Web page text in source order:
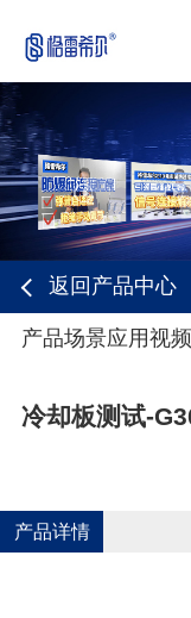
返回产品中心
产品场景应用视频
冷却板测试-
产品详情